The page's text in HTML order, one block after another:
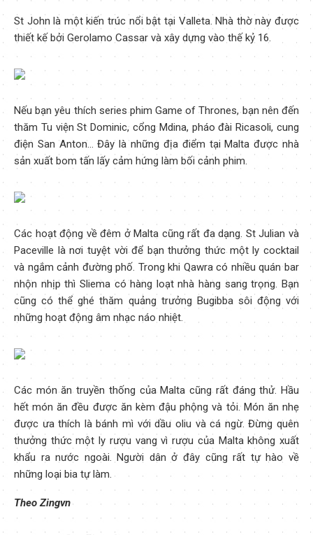
St John là một kiến trúc nổi bật tại Valleta. Nhà thờ này được
thiết kế bởi Gerolamo Cassar và xây dựng vào thế kỷ 16.
Nếu bạn yêu thích series phim Game of Thrones, bạn nên đến
thăm Tu viện St Dominic, cổng Mdina, pháo đài Ricasoli, cung
điện San Anton… Đây là những địa điểm tại Malta được nhà
sản xuất bom tấn lấy cảm hứng làm bối cảnh phim.
Các hoạt động về đêm ở Malta cũng rất đa dạng. St Julian và
Paceville là nơi tuyệt vời để bạn thưởng thức một ly cocktail
và ngắm cảnh đường phố. Trong khi Qawra có nhiều quán bar
nhộn nhịp thì Sliema có hàng loạt nhà hàng sang trọng. Bạn
cũng có thể ghé thăm quảng trưởng Bugibba sôi động với
những hoạt động âm nhạc náo nhiệt.
Các món ăn truyền thống của Malta cũng rất đáng thử. Hầu
hết món ăn đều được ăn kèm đậu phộng và tỏi. Món ăn nhẹ
được ưa thích là bánh mì với dầu oliu và cá ngừ. Đừng quên
thưởng thức một ly rượu vang vì rượu của Malta không xuất
khẩu ra nước ngoài. Người dân ở đây cũng rất tự hào về
những loại bia tự làm.
Theo Zingvn